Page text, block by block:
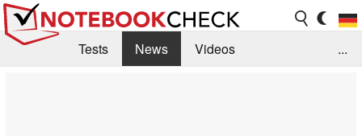
Tests News
Videos
...